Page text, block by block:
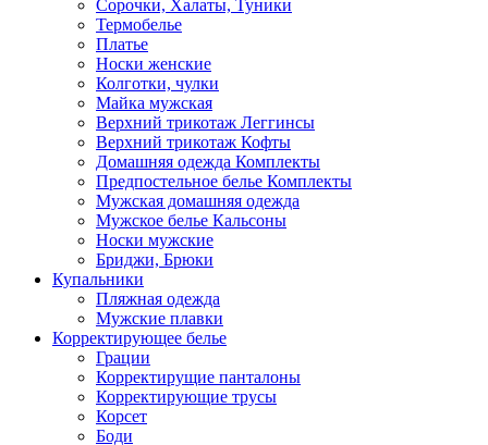
Сорочки, Халаты, Туники
Термобелье
Платье
Носки женские
Колготки, чулки
Майка мужская
Верхний трикотаж Леггинсы
Верхний трикотаж Кофты
Домашняя одежда Комплекты
Предпостельное белье Комплекты
Мужская домашняя одежда
Мужское белье Кальсоны
Носки мужские
Бриджи, Брюки
Купальники
Пляжная одежда
Мужские плавки
Корректирующее белье
Грации
Корректирущие панталоны
Корректирующие трусы
Корсет
Боди